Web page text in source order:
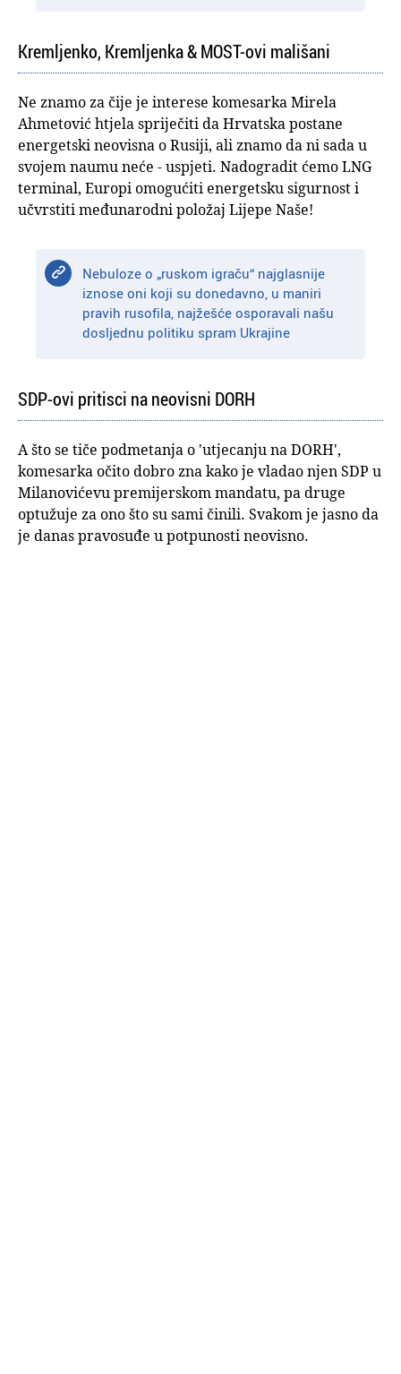
Kremljenko, Kremljenka & MOST-ovi mališani
Ne znamo za čije je interese komesarka Mirela
Ahmetović htjela spriječiti da Hrvatska postane
energetski neovisna o Rusiji, ali znamo da ni sada u
svojem naumu neće - uspjeti. Nadogradit ćemo LNG
terminal, Europi omogućiti energetsku sigurnost i
učvrstiti međunarodni položaj Lijepe Naše!
Nebuloze o „ruskom igraču“ najglasnije
iznose oni koji su donedavno, u maniri
pravih rusofila, najžešće osporavali našu
dosljednu politiku spram Ukrajine
SDP-ovi pritisci na neovisni DORH
A što se tiče podmetanja o 'utjecanju na DORH',
komesarka očito dobro zna kako je vladao njen SDP u
Milanovićevu premijerskom mandatu, pa druge
optužuje za ono što su sami činili. Svakom je jasno da
je danas pravosuđe u potpunosti neovisno.